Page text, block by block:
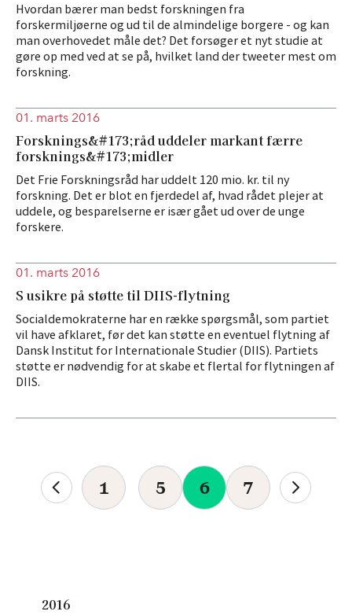
Hvordan bærer man bedst forskningen fra
forskermiljøerne og ud til de almindelige borgere - og kan
man overhovedet måle det? Det forsøger et nyt studie at
gøre op med ved at se på, hvilket land der tweeter mest om
forskning.
01. marts 2016
Forsknings&#173;råd uddeler markant færre
forsknings&#173;midler
Det Frie Forskningsråd har uddelt 120 mio. kr. til ny
forskning. Det er blot en fjerdedel af, hvad rådet plejer at
uddele, og besparelserne er især gået ud over de unge
forskere.
01. marts 2016
S usikre på støtte til DIIS-flytning
Socialdemokraterne har en række spørgsmål, som partiet
vil have afklaret, før det kan støtte en eventuel flytning af
Dansk Institut for Internationale Studier (DIIS). Partiets
støtte er nødvendig for at skabe et flertal for flytningen af
DIIS.
1 5 6 7
2016